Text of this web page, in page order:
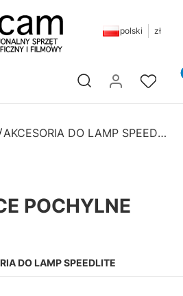
polski zł
Otwórz wyszukiwarkę
AKCESORIA DO LAMP SPEEDLITE
POCHYLNE
DO LAMP SPEEDLITE